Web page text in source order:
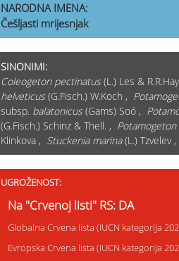
NARODNA IMENA:
Češljasti mrijesnjak
SINONIMI:
Coleogeton pectinatus(L.) Les &
helveticus(G.Fisch.) W.Koch ,
subsp. balatonicus(Gams) Soó ,
(G.Fisch.) Schinz & Thell. , Potamogeton
Klinkova , Stuckenia marina(L.) Tzvelev ,
UGROŽENOST:
Na "Crvenoj listi" RS: DA
Globalna Crvena lista (IUCN kategorija
Evropska Crvena lista (IUCN kategorija